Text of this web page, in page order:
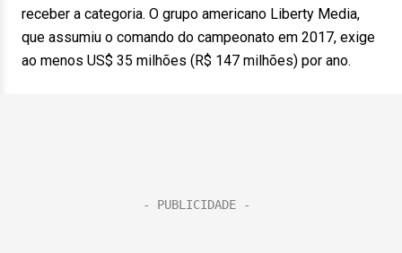
receber a categoria. O grupo americano Liberty Media,
que assumiu o comando do campeonato em 2017, exige
ao menos US$ 35 milhões (R$ 147 milhões) por ano.